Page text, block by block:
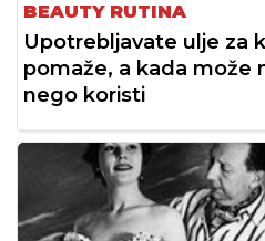
BEAUTY RUTINA
Upotrebljavate ulje za
pomaže, a kada može
nego koristi